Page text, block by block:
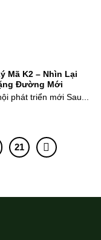
Mã K2 – Nhìn Lại
Đường Mới
phát triển mới Sau...
21